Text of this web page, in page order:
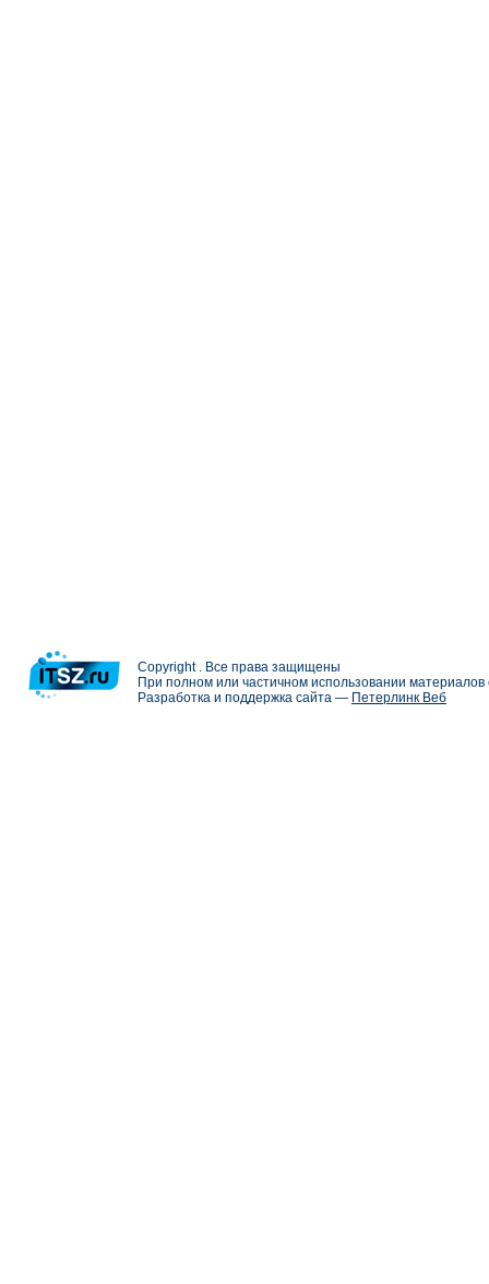
Copyright . Все права защищены
При полном или частичном использовании
Разработка и поддержка сайта — Петерлинк Веб